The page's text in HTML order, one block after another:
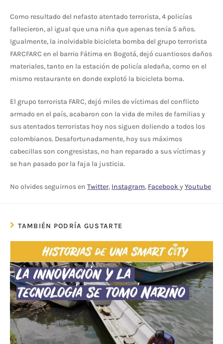
Como resultado del nefasto atentado terrorista, 4 policías
fallecieron, al igual que una niña que apenas tenía 5 años.
Igualmente, la inolvidable bicicleta bomba del grupo terrorista
FARCFARC en el barrio Fátima en Bogotá, dejó cuantiosos daños
materiales, tanto en la estación de policía aledaña, como en el
mismo restaurante en donde explotó la bicicleta boma.
El grupo terrorista FARC, dejó miles de víctimas del conflicto
armado en el país, acabaron con la vida de miles de familias y
sus atentados terroristas hoy nos siguen doliendo a todos los
colombianos. Desafortunadamente, hoy sus máximos
cabecillas son congresistas, no han reparado a sus víctimas y
se han pasado por la faja la justicia.
No olvides seguirnos en Twitter, Instagram, FacebookyYoutube
TAMBIÉN PODRÍA GUSTARTE